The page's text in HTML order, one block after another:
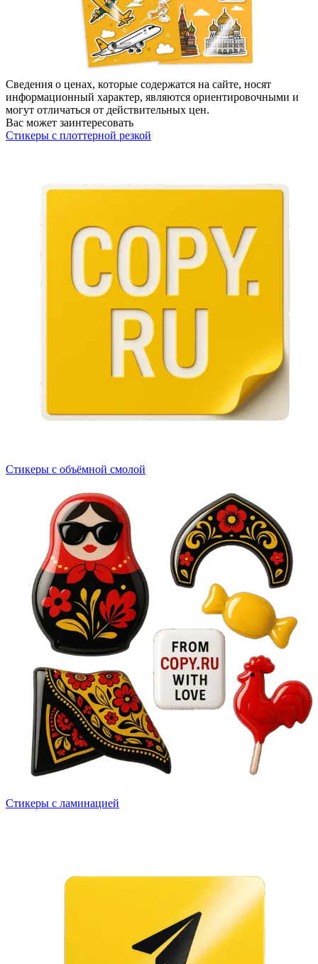
Сведения о ценах, которые содержатся на сайте, носят
информационный характер, являются ориентировочными и
могут отличаться от действительных цен.
Вас может заинтересовать
Стикеры с плоттерной резкой
Стикеры с объёмной смолой
Стикеры с ламинацией